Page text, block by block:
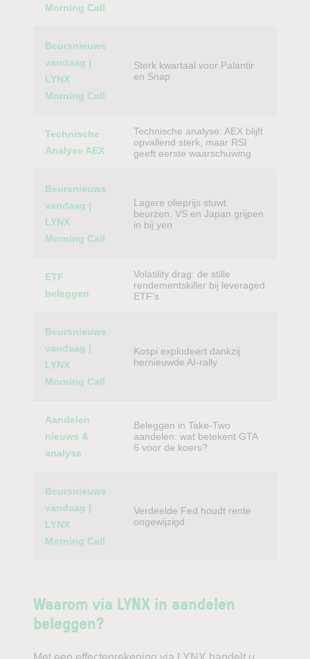
Morning Call
Beursnieuws
vandaag |
LYNX
Morning Call
Sterk kwartaal voor Palantir
en Snap
Technische
Analyse AEX
Technische analyse: AEX blijft
opvallend sterk, maar RSI
geeft eerste waarschuwing
Beursnieuws
vandaag |
LYNX
Morning Call
Lagere olieprijs stuwt
beurzen, VS en Japan grijpen
in bij yen
ETF
beleggen
Volatility drag: de stille
rendementskiller bij leveraged
ETF’s
Beursnieuws
vandaag |
LYNX
Morning Call
Kospi explodeert dankzij
hernieuwde AI-rally
Aandelen
nieuws &
analyse
Beleggen in Take-Two
aandelen: wat betekent GTA
6 voor de koers?
Beursnieuws
vandaag |
LYNX
Morning Call
Verdeelde Fed houdt rente
ongewijzigd
Waarom via LYNX in aandelen
beleggen?